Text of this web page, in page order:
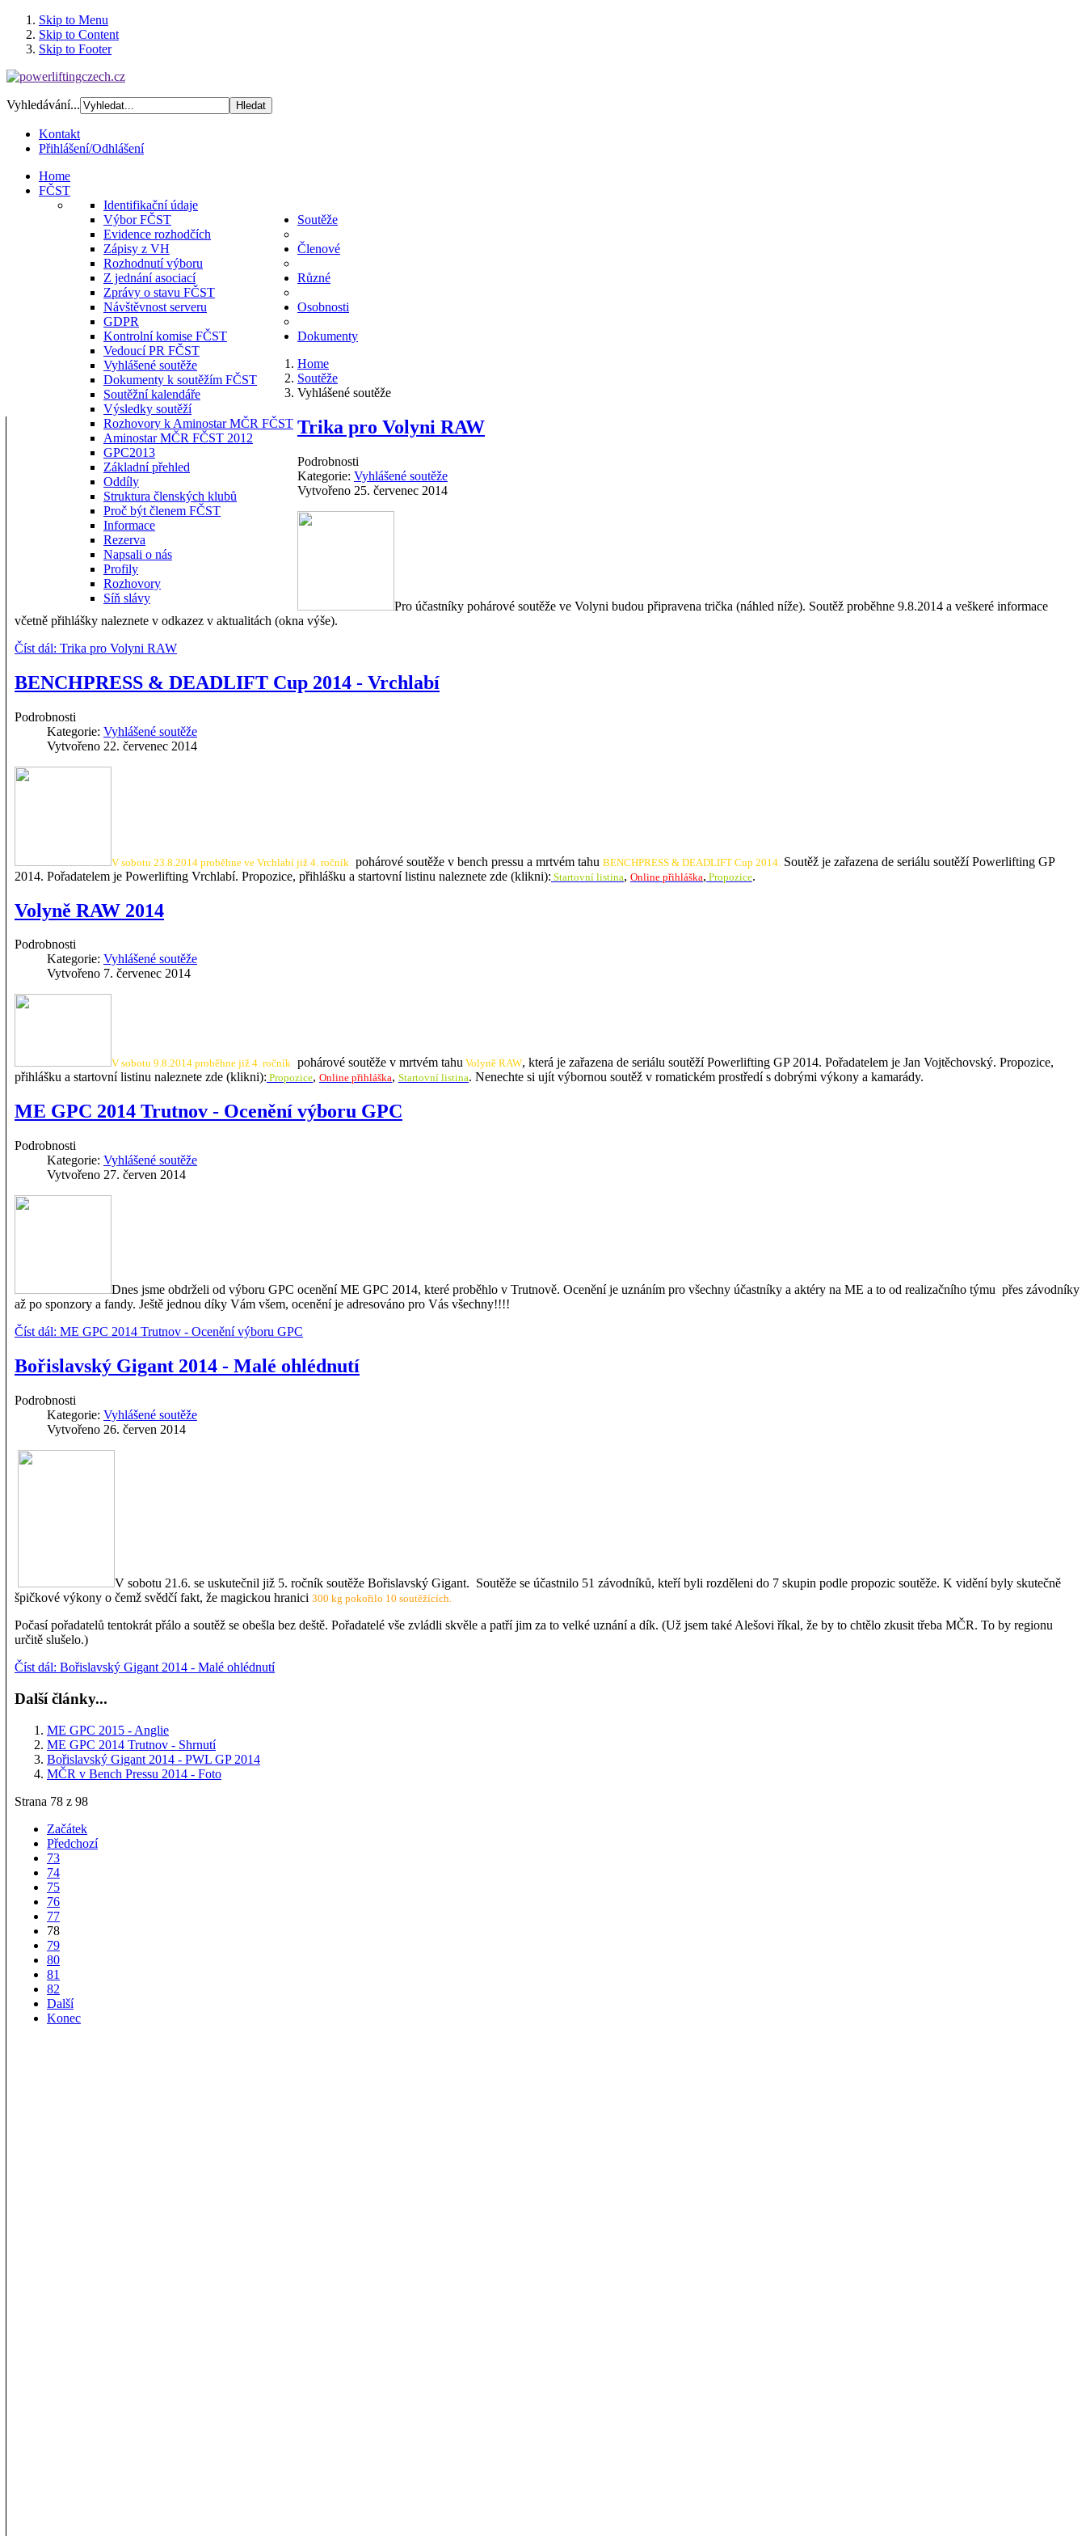
Skip to Menu
Skip to Content
Skip to Footer
Vyhledávání...
Kontakt
Přihlášení/Odhlášení
Home
FČST
Identifikační údaje
Výbor FČST
Evidence rozhodčích
Zápisy z VH
Rozhodnutí výboru
Z jednání asociací
Zprávy o stavu FČST
Návštěvnost serveru
GDPR
Kontrolní komise FČST
Vedoucí PR FČST
Soutěže
Vyhlášené soutěže
Dokumenty k soutěžím FČST
Soutěžní kalendáře
Výsledky soutěží
Rozhovory k Aminostar MČR FČST
Aminostar MČR FČST 2012
GPC2013
Členové
Základní přehled
Oddíly
Struktura členských klubů
Proč být členem FČST
Různé
Informace
Rezerva
Osobnosti
Napsali o nás
Profily
Rozhovory
Síň slávy
Dokumenty
Home
Soutěže
Vyhlášené soutěže
Trika pro Volyni RAW
Podrobnosti
Kategorie: Vyhlášené soutěže
Vytvořeno 25. červenec 2014
Pro účastníky pohárové soutěže ve Volyni budou připravena trička (náhled níže). Soutěž proběhne 9.8.2014 a veškeré informace
včetně přihlášky naleznete v odkazez v aktualitách (okna výše).
Číst dál: Trika pro Volyni RAW
BENCHPRESS & DEADLIFT Cup 2014 - Vrchlabí
Podrobnosti
Kategorie: Vyhlášené soutěže
Vytvořeno 22. červenec 2014
V sobotu 23.8.2014 proběhne ve Vrchlabí již 4. ročník pohárové soutěže v bench pressu a mrtvém tahu BENCHPRESS & DEADLIFT Cup 2014. Soutěž je zařazena de seriálu soutěží Powerlifting GP
2014. Pořadatelem je Powerlifting Vrchlabí. Propozice, přihlášku a startovní listinu naleznete zde (klikni): Startovní listina, Online přihláška, Propozice.
Volyně RAW 2014
Podrobnosti
Kategorie: Vyhlášené soutěže
Vytvořeno 7. červenec 2014
V sobotu 9.8.2014 proběhne již 4. ročník pohárové soutěže v mrtvém tahu Volyně RAW, která je zařazena de seriálu soutěží Powerlifting GP 2014. Pořadatelem je Jan Vojtěchovský. Propozice,
přihlášku a startovní listinu naleznete zde (klikni): Propozice, Online přihláška, Startovní listina. Nenechte si ujít výbornou soutěž v romatickém prostředí s dobrými výkony a kamarády.
ME GPC 2014 Trutnov - Ocenění výboru GPC
Podrobnosti
Kategorie: Vyhlášené soutěže
Vytvořeno 27. červen 2014
Dnes jsme obdrželi od výboru GPC ocenění ME GPC 2014, které proběhlo v Trutnově. Ocenění je uznáním pro všechny účastníky a aktéry na ME a to od realizačního týmu přes závodníky
až po sponzory a fandy. Ještě jednou díky Vám všem, ocenění je adresováno pro Vás všechny!!!!
Číst dál: ME GPC 2014 Trutnov - Ocenění výboru GPC
Bořislavský Gigant 2014 - Malé ohlédnutí
Podrobnosti
Kategorie: Vyhlášené soutěže
Vytvořeno 26. červen 2014
V sobotu 21.6. se uskutečnil již 5. ročník soutěže Bořislavský Gigant. Soutěže se účastnilo 51 závodníků, kteří byli rozděleni do 7 skupin podle propozic soutěže. K vidění byly skutečně
špičkové výkony o čemž svědčí fakt, že magickou hranici 300 kg pokořilo 10 soutěžících.
Počasí pořadatelů tentokrát přálo a soutěž se obešla bez deště. Pořadatelé vše zvládli skvěle a patří jim za to velké uznání a dík. (Už jsem také Alešovi říkal, že by to chtělo zkusit třeba MČR. To by regionu
určitě slušelo.)
Číst dál: Bořislavský Gigant 2014 - Malé ohlédnutí
Další články...
ME GPC 2015 - Anglie
ME GPC 2014 Trutnov - Shrnutí
Bořislavský Gigant 2014 - PWL GP 2014
MČR v Bench Pressu 2014 - Foto
Strana 78 z 98
Začátek
Předchozí
73
74
75
76
77
78
79
80
81
82
Další
Konec